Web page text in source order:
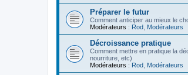
Préparer le futur
Comment anticiper au mieux le
Modérateurs : Rod Modérateurs
Décroissance pratique
Comment mettre en pratique la
nourriture, etc)
Modérateurs : Rod Modérateurs